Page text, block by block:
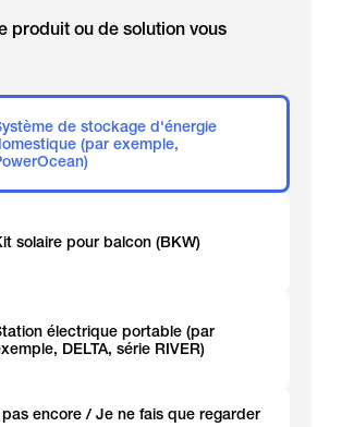
produit ou de solution vous
de stockage d'énergie
(par exemple,
solaire pour balcon (BKW)
électrique portable (par
DELTA, série RIVER)
encore / Je ne fais que regarder